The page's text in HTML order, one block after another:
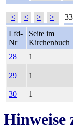
|< < > >|
Lfd-
Nr
Seite im
Kirchenbuch
28
1
29 1
30 1
Hinweise